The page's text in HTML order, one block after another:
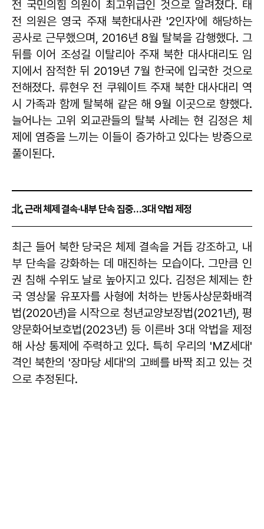
전 국민의힘 의원이 최고위급인 것으로 알려졌다. 태
전 의원은 영국 주재 북한대사관 '2인자'에 해당하는
공사로 근무했으며, 2016년 8월 탈북을 감행했다. 그
뒤를 이어 조성길 이탈리아 주재 북한 대사대리도 임
지에서 잠적한 뒤 2019년 7월 한국에 입국한 것으로
전해졌다. 류현우 전 쿠웨이트 주재 북한 대사대리 역
시 가족과 함께 탈북해 같은 해 9월 이곳으로 향했다.
늘어나는 고위 외교관들의 탈북 사례는 현 김정은 체
제에 염증을 느끼는 이들이 증가하고 있다는 방증으로
풀이된다.
北, 근래 체제 결속·내부 단속 집중…3대 악법 제정
최근 들어 북한 당국은 체제 결속을 거듭 강조하고, 내
부 단속을 강화하는 데 매진하는 모습이다. 그만큼 인
권 침해 수위도 날로 높아지고 있다. 김정은 체제는 한
국 영상물 유포자를 사형에 처하는 반동사상문화배격
법(2020년)을 시작으로 청년교양보장법(2021년), 평
양문화어보호법(2023년) 등 이른바 3대 악법을 제정
해 사상 통제에 주력하고 있다. 특히 우리의 'MZ세대'
격인 북한의 '장마당 세대'의 고삐를 바짝 죄고 있는 것
으로 추정된다.